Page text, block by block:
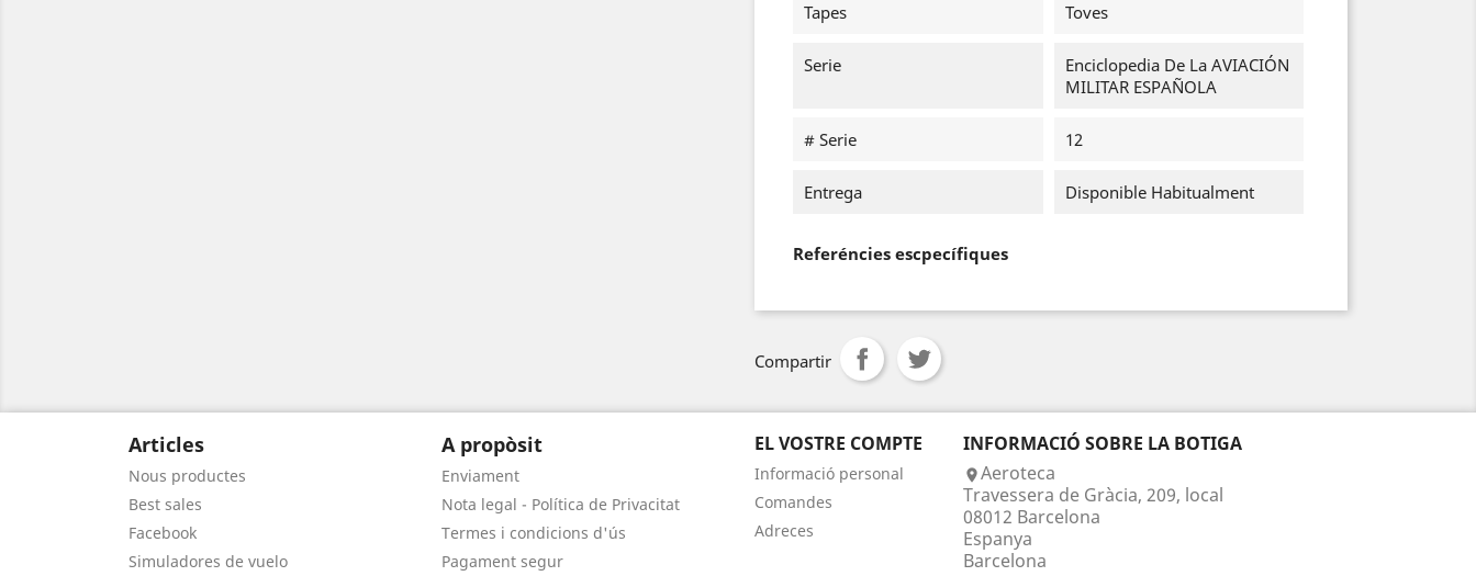
Tapes Toves
Serie
Enciclopedia De La AVIACIÓN
MILITAR ESPAÑOLA
# Serie 12
Entrega Disponible Habitualment
Referéncies escpecífiques
Compartir
Articles
Nous productes
Best sales
Facebook
Simuladores de vuelo
A propòsit
Enviament
Nota legal - Política de Privacitat
Termes i condicions d'ús
Pagament segur
EL VOSTRE COMPTE
Informació personal
Comandes
Adreces
INFORMACIÓ SOBRE LA BOTIGA
Aeroteca
Travessera de Gràcia, 209, local
08012 Barcelona
Espanya
Barcelona